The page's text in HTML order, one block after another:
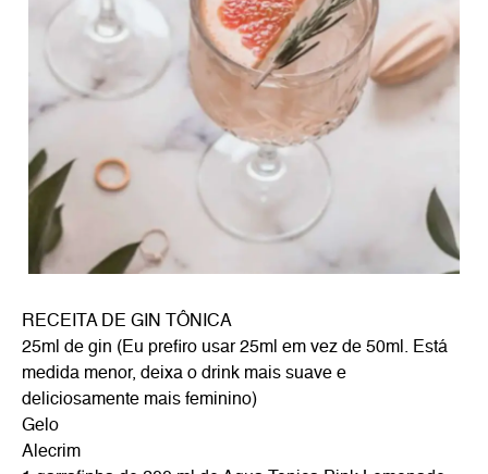
RECEITA DE GIN TÔNICA
25ml de gin (Eu prefiro usar 25ml em vez de 50ml. Está
medida menor, deixa o drink mais suave e
deliciosamente mais feminino)
Gelo
Alecrim